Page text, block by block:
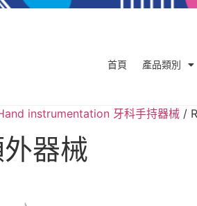
首頁 產品類別
instrumentation 牙科手持器械 /
器械